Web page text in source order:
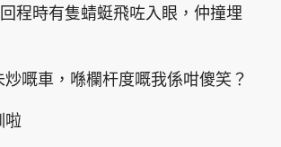
程時有隻蜻蜓飛咗入眼，仲撞埋
嘅車，喺欄杆度嘅我係咁傻笑？
啦